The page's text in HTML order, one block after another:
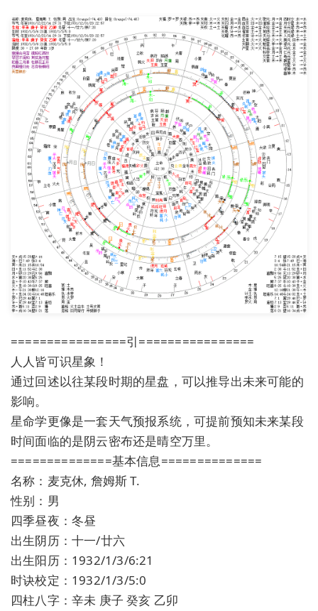
================引================
人人皆可识星象！
通过回述以往某段时期的星盘，可以推导出未来可能的
影响。
星命学更像是一套天气预报系统，可提前预知未来某段
时间面临的是阴云密布还是晴空万里。
==============基本信息==============
名称：麦克休, 詹姆斯 T.
性别：男
四季昼夜：冬昼
出生阴历：十一/廿六
出生阳历：1932/1/3/6:21
时诀校定：1932/1/3/5:0
四柱八字：辛未 庚子 癸亥 乙卯